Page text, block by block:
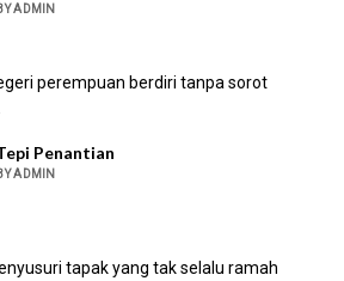
ADMIN
perempuan berdiri tanpa sorot
Penantian
ADMIN
tapak yang tak selalu ramah